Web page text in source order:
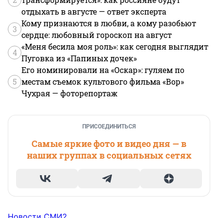
отдыхать в августе — ответ эксперта
3
Кому признаются в любви, а кому разобьют
сердце: любовный гороскоп на август
4
«Меня бесила моя роль»: как сегодня выглядит
Пуговка из «Папиных дочек»
5
Его номинировали на «Оскар»: гуляем по
местам съемок культового фильма «Вор»
Чухрая — фоторепортаж
ПРИСОЕДИНИТЬСЯ
Самые яркие фото и видео дня — в
наших группах в социальных сетях